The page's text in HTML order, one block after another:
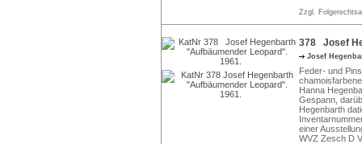
Zzgl.
378 Josef
Josef
Feder- und
Hanna
Gespann,
Hegenbarth
einer
WVZ Zesch D V